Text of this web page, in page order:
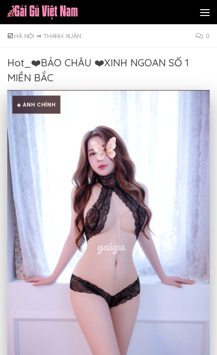
Skip to content
☑️HÀ NỘI ➡ THANH XUÂN 0
Hot_❤️BẢO CHÂU ❤️XINH NGOAN SỐ 1
MIỀN BẮC
◈ ẢNH CHÍNH